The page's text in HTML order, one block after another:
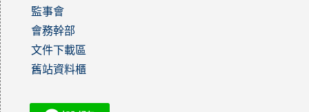
監事會
會務幹部
文件下載區
舊站資料櫃